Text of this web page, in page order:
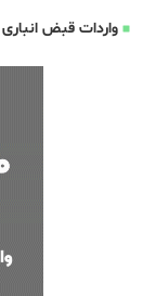
واردات قبض‌